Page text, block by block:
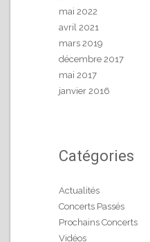
mai 2022
avril 2021
mars 2019
décembre 2017
mai 2017
janvier 2016
Catégories
Actualités
Concerts Passés
Prochains Concerts
Vidéos